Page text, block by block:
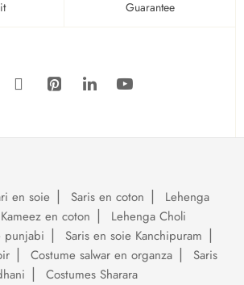
Guarantee
en soie Saris en coton
Lehenga
en coton
Lehenga Choli
punjabi
Saris en soie Kanchipuram
Costume salwar en organza
Saris
Costumes Sharara